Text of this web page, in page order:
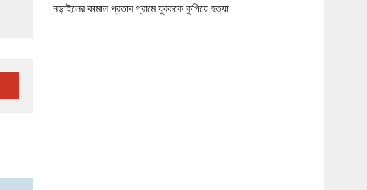
নড়াইলের কামাল প্রতাব গ্রামে যুবককে কুপিয়ে হত্যা